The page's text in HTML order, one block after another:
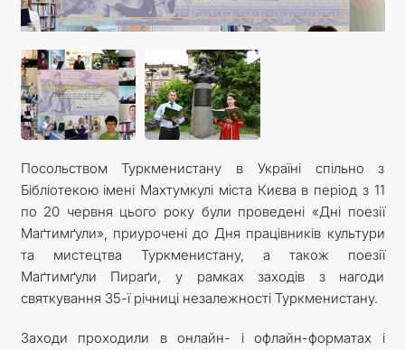
Посольством Туркменистану в Україні спільно з
Бібліотекою імені Махтумкулі міста Києва в період з 11
по 20 червня цього року були проведені «Дні поезії
Маґтимґули», приурочені до Дня працівників культури
та мистецтва Туркменистану, а також поезії
Маґтимґули Пираґи, у рамках заходів з нагоди
святкування 35-ї річниці незалежності Туркменистану.
Заходи проходили в онлайн- і офлайн-форматах і